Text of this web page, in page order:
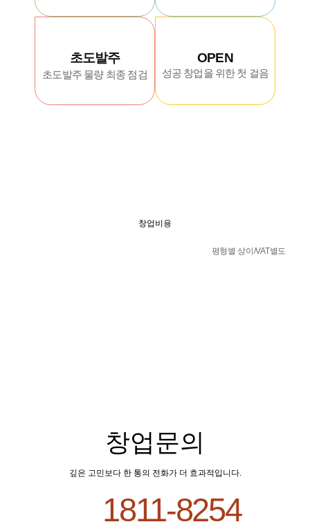
초도발주
초도발주 물량 최종 점검
OPEN
성공 창업을 위한 첫 걸음
창업비용
평형별 상이/VAT별도
창업문의
깊은 고민보다 한 통의 전화가 더 효과적입니다.
1811-8254